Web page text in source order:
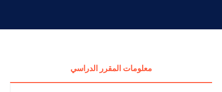
معلومات المقرر الدراسي